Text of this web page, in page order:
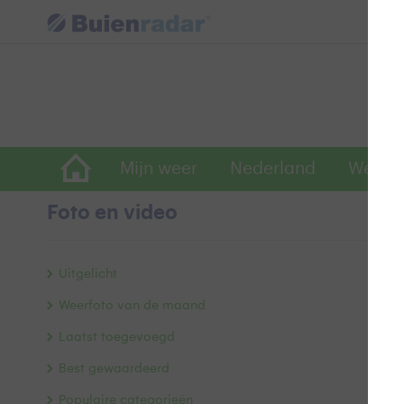
Mijn weer Nederland
Foto en video
Uitgelicht
Weerfoto van de maand
Laatst toegevoegd
Best gewaardeerd
Populaire categorieën